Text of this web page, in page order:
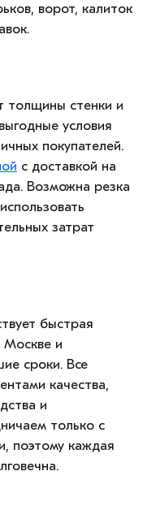
ворот, калиток
толщины стенки и
условия
покупателей.
с доставкой на
Возможна резка
затрат
быстрая
Москве и
сроки. Все
качества,
и
только с
поэтому каждая